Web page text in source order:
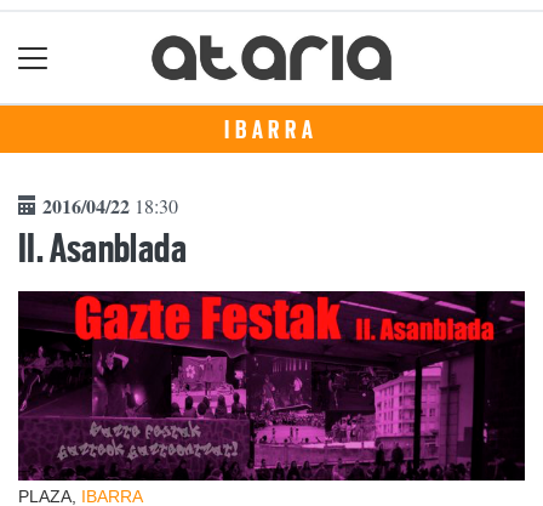
IBARRA
2016/04/22 18:30
II. Asanblada
PLAZA, IBARRA